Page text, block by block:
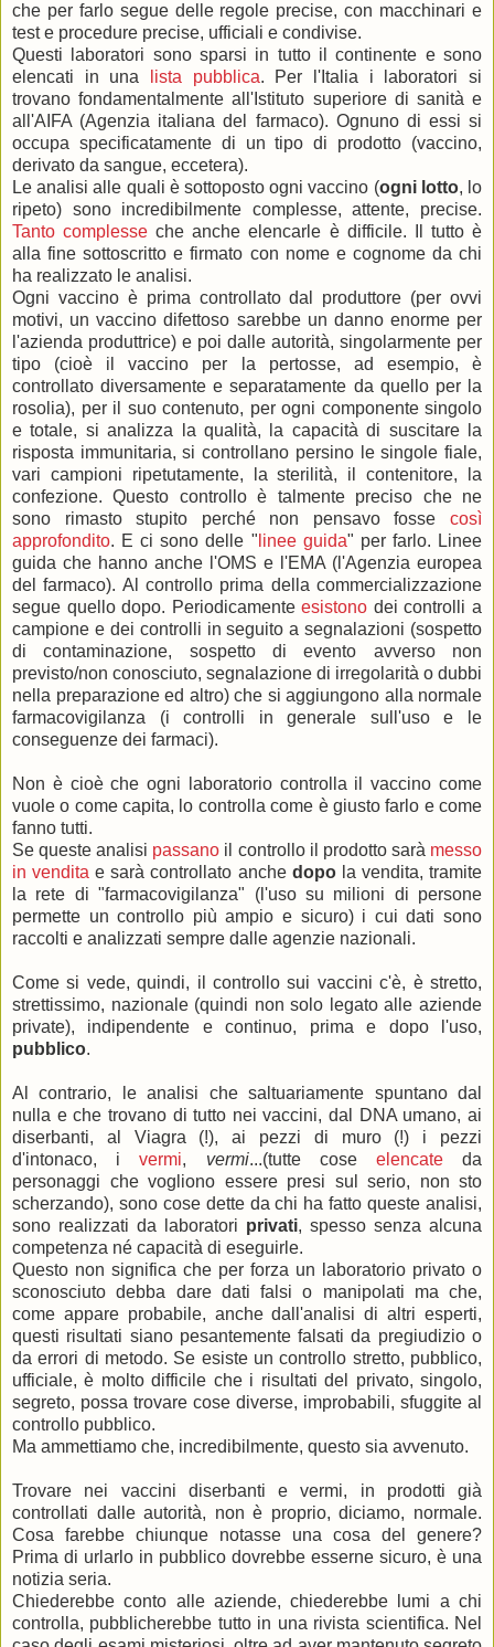
che per farlo segue delle regole precise, con macchinari e
test e procedure precise, ufficiali e condivise.
Questi laboratori sono sparsi in tutto il continente e sono
elencati in una
lista pubblica. Per l'Italia i laboratori si
trovano fondamentalmente all'Istituto superiore di sanità e
all'AIFA (Agenzia italiana del farmaco). Ognuno di essi si
occupa specificatamente di un tipo di prodotto (vaccino,
derivato da sangue, eccetera).
Le analisi alle quali è sottoposto ogni vaccino (ogni lotto, lo
ripeto) sono incredibilmente complesse, attente, precise.
Tanto complesse che anche elencarle è difficile. Il tutto è
alla fine sottoscritto e firmato con nome e cognome da chi
ha realizzato le analisi.
Ogni vaccino è prima controllato dal produttore (per ovvi
motivi, un vaccino difettoso sarebbe un danno enorme per
l'azienda produttrice) e poi dalle autorità, singolarmente per
tipo (cioè il vaccino per la pertosse, ad esempio, è
controllato diversamente e separatamente da quello per la
rosolia), per il suo contenuto, per ogni componente singolo
e totale, si analizza la qualità, la capacità di suscitare la
risposta immunitaria, si controllano persino le singole fiale,
vari campioni ripetutamente, la sterilità, il contenitore, la
confezione. Questo controllo è talmente preciso che ne
sono rimasto stupito perché non pensavo fosse così
approfondito. E ci sono delle " linee guida" per farlo. Linee
guida che hanno anche l'OMS e l'EMA (l'Agenzia europea
del farmaco). Al controllo prima della commercializzazione
segue quello dopo. Periodicamenteesistono dei controlli a
campione e dei controlli in seguito a segnalazioni (sospetto
di contaminazione, sospetto di evento avverso non
previsto/non conosciuto, segnalazione di irregolarità o dubbi
nella preparazione ed altro) che si aggiungono alla normale
farmacovigilanza (i controlli in generale sull'uso e le
conseguenze dei farmaci).
Non è cioè che ogni laboratorio controlla il vaccino come
vuole o come capita, lo controlla come è giusto farlo e come
fanno tutti.
Se queste analisi passano il controllo il prodotto sarà messo
in vendita e sarà controllato anche dopo la vendita, tramite
la rete di "farmacovigilanza" (l'uso su milioni di persone
permette un controllo più ampio e sicuro) i cui dati sono
raccolti e analizzati sempre dalle agenzie nazionali.
Come si vede, quindi, il controllo sui vaccini c'è, è stretto,
strettissimo, nazionale (quindi non solo legato alle aziende
private), indipendente e continuo, prima e dopo l'uso,
pubblico.
Al contrario, le analisi che saltuariamente spuntano dal
nulla e che trovano di tutto nei vaccini, dal DNA umano, ai
diserbanti, al Viagra (!), ai pezzi di muro (!) i pezzi
d'intonaco, ivermi, vermi...(tutte cose elencateda
personaggi che vogliono essere presi sul serio, non sto
scherzando), sono cose dette da chi ha fatto queste analisi,
sono realizzati da laboratori privati, spesso senza alcuna
competenza né capacità di eseguirle.
Questo non significa che per forza un laboratorio privato o
sconosciuto debba dare dati falsi o manipolati ma che,
come appare probabile, anche dall'analisi di altri esperti,
questi risultati siano pesantemente falsati da pregiudizio o
da errori di metodo. Se esiste un controllo stretto, pubblico,
ufficiale, è molto difficile che i risultati del privato, singolo,
segreto, possa trovare cose diverse, improbabili, sfuggite al
controllo pubblico.
Ma ammettiamo che, incredibilmente, questo sia avvenuto.
Trovare nei vaccini diserbanti e vermi, in prodotti già
controllati dalle autorità, non è proprio, diciamo, normale.
Cosa farebbe chiunque notasse una cosa del genere?
Prima di urlarlo in pubblico dovrebbe esserne sicuro, è una
notizia seria.
Chiederebbe conto alle aziende, chiederebbe lumi a chi
controlla, pubblicherebbe tutto in una rivista scientifica. Nel